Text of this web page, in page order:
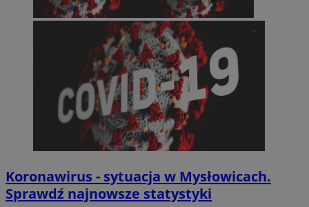
Koronawirus - sytuacja w Mysłowicach.
Sprawdź najnowsze statystyki